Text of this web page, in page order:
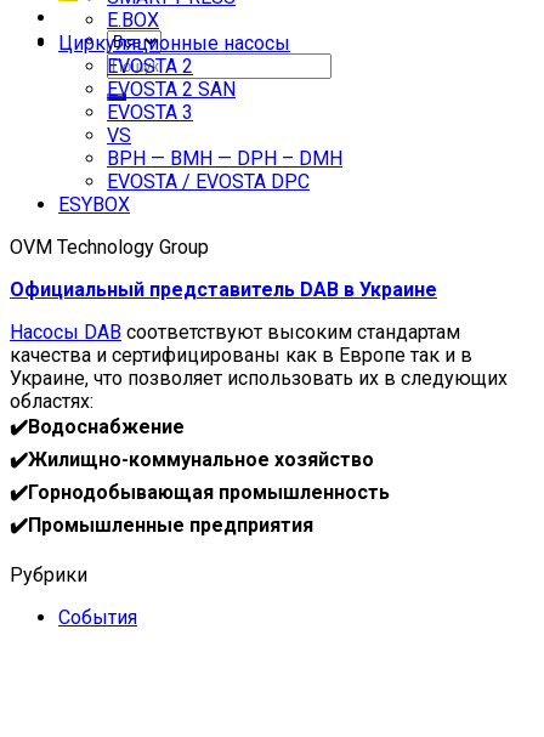
Искать:
E.BOX
Циркуляционные насосы
EVOSTA 2
EVOSTA 2 SAN
EVOSTA 3
VS
BPH — BMH — DPH – DMH
EVOSTA / EVOSTA DPC
ESYBOX
OVM Technology Group
Официальный представитель DAB в Украине
Насосы DAB соответствуют высоким стандартам
качества и сертифицированы как в Европе так и в
Украине, что позволяет использовать их в следующих
областях:
✔️Водоснабжение
✔️Жилищно-коммунальное хозяйство
✔️Горнодобывающая промышленность
✔️Промышленные предприятия
Рубрики
События